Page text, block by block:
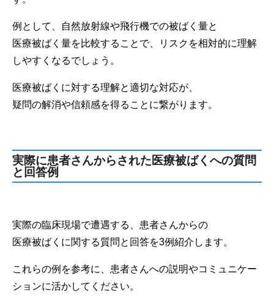
例として、自然放射線や飛行機での被ばく量と
医療被ばく量を比較することで、リスクを相対的に理解
しやすくなるでしょう。
医療被ばくに対する理解と適切な対応が、
疑問の解消や信頼感を得ることに繋がります。
実際に患者さんからされた医療被ばくへの質問
と回答例
実際の臨床現場で遭遇する、患者さんからの
医療被ばくに関する質問と回答を3例紹介します。
これらの例を参考に、患者さんへの説明やコミュニケー
ションに活かしてください。